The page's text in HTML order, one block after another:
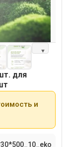
▼
для
и